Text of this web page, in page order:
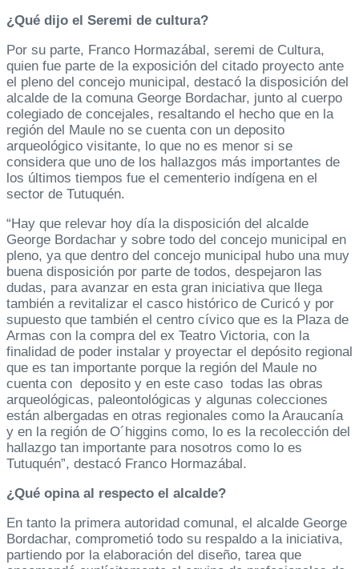
¿Qué dijo el Seremi de cultura?
Por su parte, Franco Hormazábal, seremi de Cultura,
quien fue parte de la exposición del citado proyecto ante
el pleno del concejo municipal, destacó la disposición del
alcalde de la comuna George Bordachar, junto al cuerpo
colegiado de concejales, resaltando el hecho que en la
región del Maule no se cuenta con un deposito
arqueológico visitante, lo que no es menor si se
considera que uno de los hallazgos más importantes de
los últimos tiempos fue el cementerio indígena en el
sector de Tutuquén.
“Hay que relevar hoy día la disposición del alcalde
George Bordachar y sobre todo del concejo municipal en
pleno, ya que dentro del concejo municipal hubo una muy
buena disposición por parte de todos, despejaron las
dudas, para avanzar en esta gran iniciativa que llega
también a revitalizar el casco histórico de Curicó y por
supuesto que también el centro cívico que es la Plaza de
Armas con la compra del ex Teatro Victoria, con la
finalidad de poder instalar y proyectar el depósito regional
que es tan importante porque la región del Maule no
cuenta con deposito y en este caso todas las obras
arqueológicas, paleontológicas y algunas colecciones
están albergadas en otras regionales como la Araucanía
y en la región de O´higgins como, lo es la recolección del
hallazgo tan importante para nosotros como lo es
Tutuquén”, destacó Franco Hormazábal.
¿Qué opina al respecto el alcalde?
En tanto la primera autoridad comunal, el alcalde George
Bordachar, comprometió todo su respaldo a la iniciativa,
partiendo por la elaboración del diseño, tarea que